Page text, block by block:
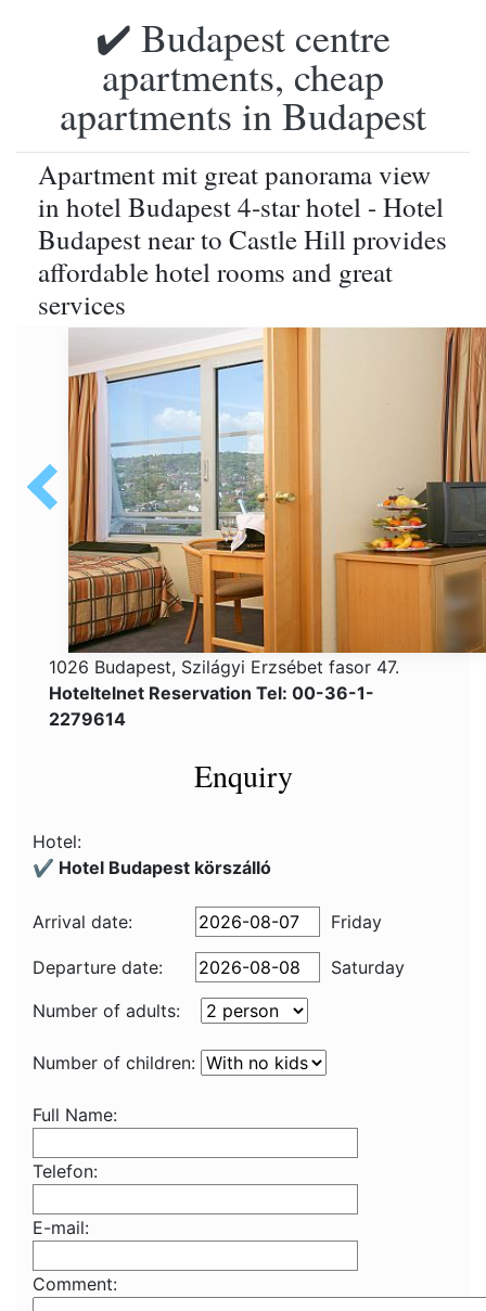
✔️ Budapest centre
apartments, cheap
apartments in Budapest
Apartment mit great panorama view
in hotel Budapest 4-star hotel - Hotel
Budapest near to Castle Hill provides
affordable hotel rooms and great
services
1026 Budapest, Szilágyi Erzsébet fasor 47.
Hoteltelnet Reservation Tel: 00-36-1-
2279614
Enquiry
Hotel:
✔️ Hotel Budapest körszálló
Arrival date: Friday
Departure date:
Saturday
Number of adults:
Number of children:
Full Name:
Telefon:
E-mail:
Comment: